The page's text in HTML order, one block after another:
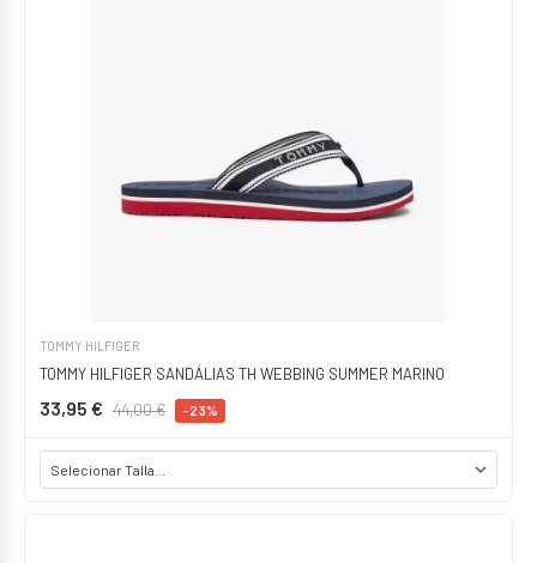
TOMMY HILFIGER
TOMMY HILFIGER SANDÁLIAS TH WEBBING SUMMER MARINO
33,95 € 44,00 € -23%